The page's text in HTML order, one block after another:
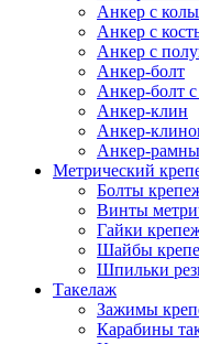
Анкер с
Анкер с
Анкер с
Анкер-болт
Анкер-болт с
Анкер-клин
Анкер-
Анкер-
Метрический
Болты
Винты
Гайки
Шайбы
Шпильки
Такелаж
Зажимы
Карабины